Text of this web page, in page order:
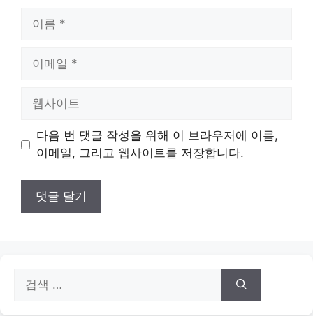
트
다음 번 댓글 작성을 위해 이 브라우저에 이름,
이메일, 그리고 웹사이트를 저장합니다.
색: